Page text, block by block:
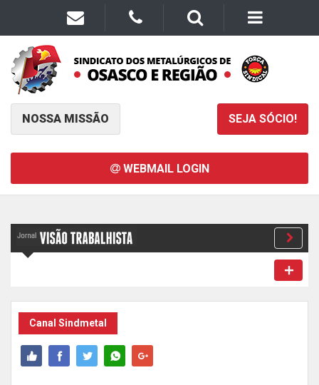
NOSSA MISSÃO SEJA SÓCIO!
WEBMAIL LOGIN
Canal Sindmetal